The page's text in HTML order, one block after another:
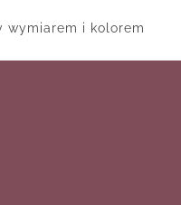
wymiarem i kolorem